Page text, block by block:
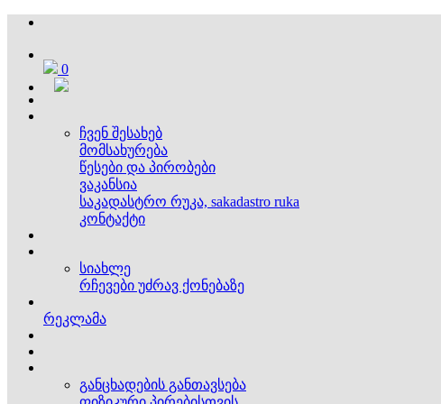
0
ჩვენ შესახებ
მომსახურება
წესები და პირობები
ვაკანსია
საკადასტრო რუკა, sakadastro ruka
კონტაქტი
სიახლე
რჩევები უძრავ ქონებაზე
რეკლამა
განცხადების განთავსება